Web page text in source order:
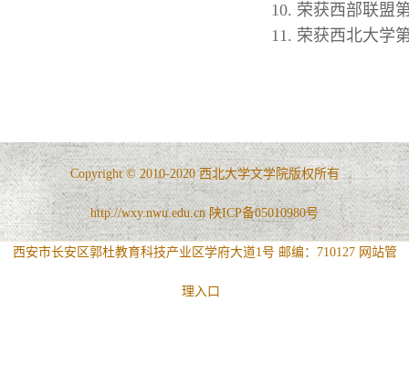
10. 荣获西部联盟
11. 荣获西北大学
Copyright © 2010-2020 西北大学文学院版权所有
http://wxy.nwu.edu.cn 陕ICP备05010980号
西安市长安区郭杜教育科技产业区学府大道1号 邮编：710127 网站管
理入口